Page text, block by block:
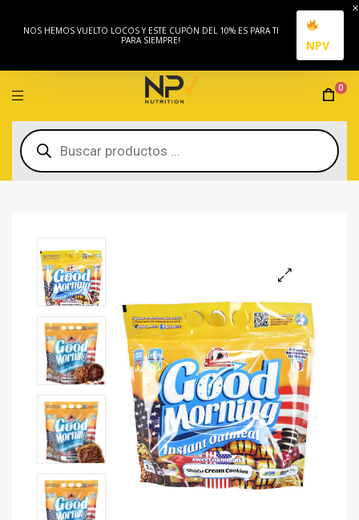
NOS HEMOS VUELTO LOCOS Y ESTE CUPÓN DEL 10% ES PARA TI
PARA SIEMPRE!
NPV
0